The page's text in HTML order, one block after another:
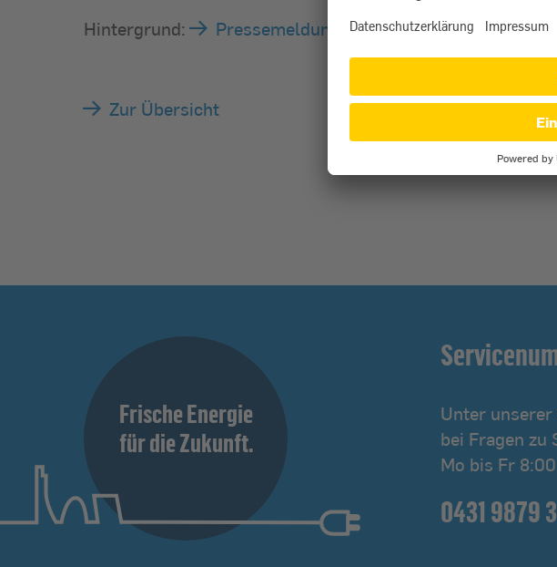
Hintergrund:
Pressemeldung
Zur Übersicht
Frische Energie
für die Zukunft.
Unter
bei Fragen zu
Mo bis Fr
0431 9879